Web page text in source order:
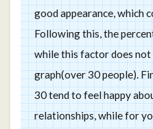
good appearance, which
Following this, the
while this factor does
graph(over 30 people).
30 tend to feel happy
relationships, while for